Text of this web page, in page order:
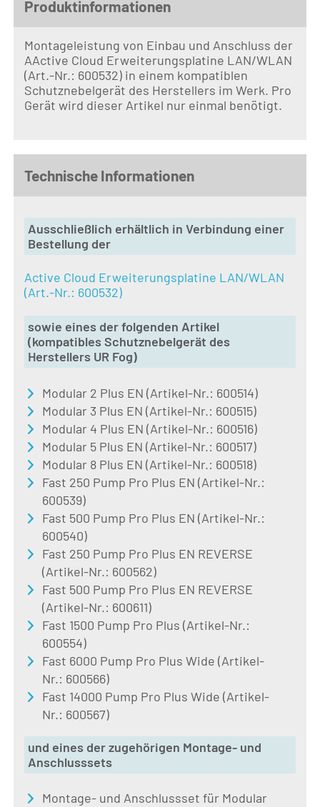
Produktinformationen
Montageleistung von Einbau und Anschluss der
AActive Cloud Erweiterungsplatine LAN/WLAN
(Art.-Nr.: 600532) in einem kompatiblen
Schutznebelgerät des Herstellers im Werk. Pro
Gerät wird dieser Artikel nur einmal benötigt.
Technische Informationen
Ausschließlich erhältlich in Verbindung einer
Bestellung der
Active Cloud Erweiterungsplatine LAN/WLAN
(Art.-Nr.: 600532)
sowie eines der folgenden Artikel
(kompatibles Schutznebelgerät des
Herstellers UR Fog)
Modular 2 Plus EN (Artikel-Nr.: 600514)
Modular 3 Plus EN (Artikel-Nr.: 600515)
Modular 4 Plus EN (Artikel-Nr.: 600516)
Modular 5 Plus EN (Artikel-Nr.: 600517)
Modular 8 Plus EN (Artikel-Nr.: 600518)
Fast 250 Pump Pro Plus EN (Artikel-Nr.:
600539)
Fast 500 Pump Pro Plus EN (Artikel-Nr.:
600540)
Fast 250 Pump Pro Plus EN REVERSE
(Artikel-Nr.: 600562)
Fast 500 Pump Pro Plus EN REVERSE
(Artikel-Nr.: 600611)
Fast 1500 Pump Pro Plus (Artikel-Nr.:
600554)
Fast 6000 Pump Pro Plus Wide (Artikel-
Nr.: 600566)
Fast 14000 Pump Pro Plus Wide (Artikel-
Nr.: 600567)
und eines der zugehörigen Montage- und
Anschlusssets
Montage- und Anschlussset für Modular